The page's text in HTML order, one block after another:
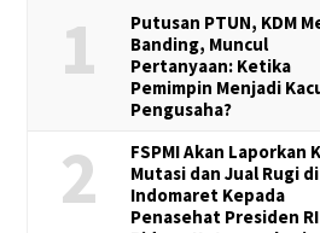
1
Putusan PTUN, KDM
Banding, Muncul
Pertanyaan: Ketika
Pemimpin Menjadi
Pengusaha?
2
FSPMI Akan Laporkan
Mutasi dan Jual Rugi di
Indomaret Kepada
Penasehat Presiden RI